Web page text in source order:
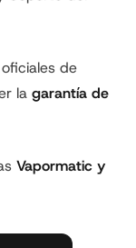
de
la garantía de
Vapormatic y